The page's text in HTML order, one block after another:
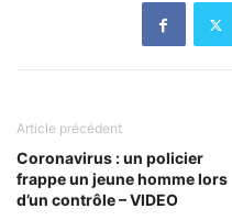
Article précédent
Coronavirus : un policier
frappe un jeune homme lors
d’un contrôle – VIDEO